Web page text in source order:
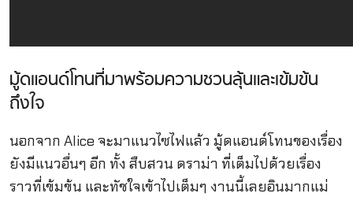
มู้ดแอนด์โทนที่มาพร้อมความชวนลุ้นและเข้มข้น
ถึงใจ
นอกจาก Alice จะมาแนวไซไฟแล้ว มู้ดแอนด์โทนของเรื่อง
ยังมีแนวอื่นๆ อีก ทั้ง สืบสวน ดราม่า ที่เต็มไปด้วยเรื่อง
ราวที่เข้มข้น และทัชใจเข้าไปเต็มๆ งานนี้เลยอินมากแม่